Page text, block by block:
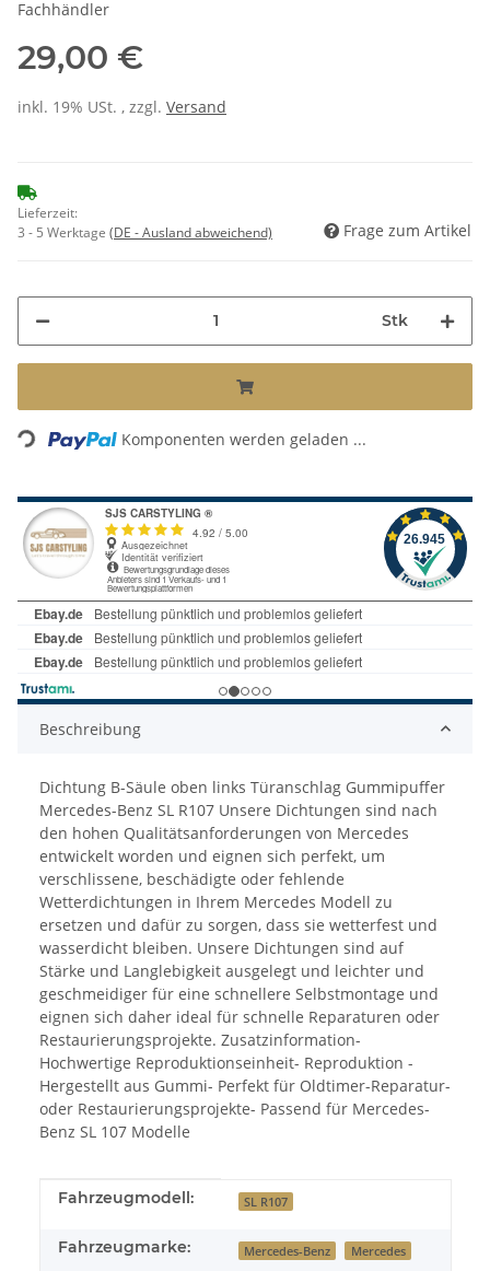
Fachhändler
29,00 €
inkl. 19% USt. , zzgl. Versand
Lieferzeit:
3 - 5 Werktage (DE - Ausland abweichend) Frage zum Artikel
Stk
Loading... Komponenten werden geladen ...
Beschreibung
Dichtung B-Säule oben links Türanschlag Gummipuffer
Mercedes-Benz SL R107 Unsere Dichtungen sind nach
den hohen Qualitätsanforderungen von Mercedes
entwickelt worden und eignen sich perfekt, um
verschlissene, beschädigte oder fehlende
Wetterdichtungen in Ihrem Mercedes Modell zu
ersetzen und dafür zu sorgen, dass sie wetterfest und
wasserdicht bleiben. Unsere Dichtungen sind auf
Stärke und Langlebigkeit ausgelegt und leichter und
geschmeidiger für eine schnellere Selbstmontage und
eignen sich daher ideal für schnelle Reparaturen oder
Restaurierungsprojekte. Zusatzinformation-
Hochwertige Reproduktionseinheit- Reproduktion -
Hergestellt aus Gummi- Perfekt für Oldtimer-Reparatur-
oder Restaurierungsprojekte- Passend für Mercedes-
Benz SL 107 Modelle
Produkteigenschaft
Wert
Fahrzeugmodell: SL R107
Fahrzeugmarke: Mercedes-Benz Mercedes